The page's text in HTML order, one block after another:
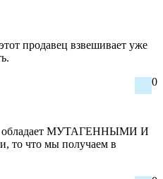
продавец взвешивает уже
0
и обладает МУТАГЕННЫМИ И
то что мы получаем в